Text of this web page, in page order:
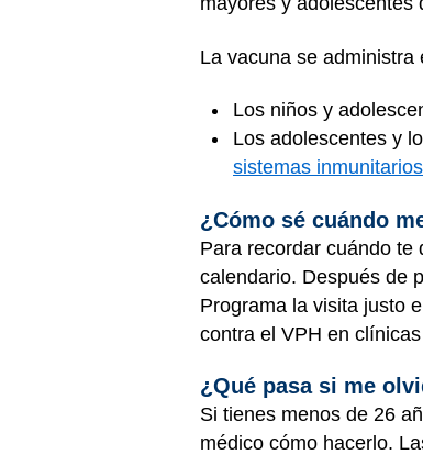
La vacuna se administra
Los niños y
Los adolescentes y
sistemas inmunitarios
¿Cómo sé cuándo
Para recordar cuándo te
calendario. Después de
Programa la visita justo
contra el VPH en
¿Qué pasa si me
Si tienes menos de 26
médico cómo hacerlo.